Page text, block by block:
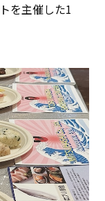
を主催した1